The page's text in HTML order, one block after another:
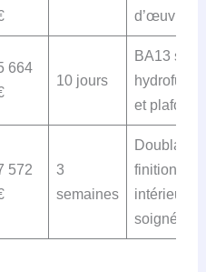
d’œuvre
664
10 jours
BA13
hydrofuge,
et plafonds
572
3
semaines
Doublage
finitions
intérieures
soignées